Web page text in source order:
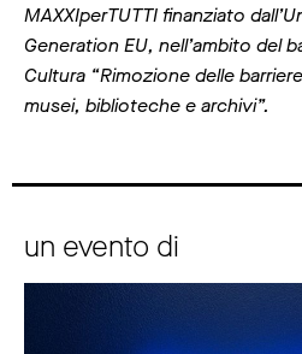
MAXXIperTUTTI finanziato
Generation EU, nell’ambito del
Cultura “Rimozione delle
musei, biblioteche e archivi”.
un evento di